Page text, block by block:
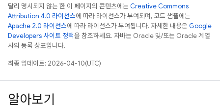
달리 명시되지 않는 한 이 페이지의 콘텐츠에는 Creative Commons
Attribution 4.0 라이선스에 따라 라이선스가 부여되며, 코드 샘플에는
Apache 2.0 라이선스에 따라 라이선스가 부여됩니다. 자세한 내용은 Google
Developers 사이트 정책을 참조하세요. 자바는 Oracle 및/또는 Oracle 계열
사의 등록 상표입니다.
최종 업데이트: 2026-04-10(UTC)
알아보기